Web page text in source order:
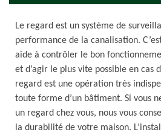
Le regard est un système de
performance de la canalisation.
aide à contrôler le bon
et d’agir le plus vite possible en cas
regard est une opération très
toute forme d’un bâtiment. Si vous
un regard chez vous, nous vous
la durabilité de votre maison.